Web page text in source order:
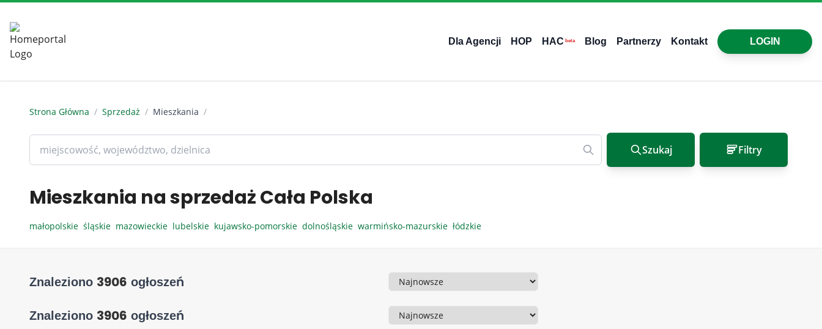
Dla Agencji HOP HAC beta Blog Partnerzy Kontakt LOGIN
Strona Główna / Sprzedaż / Mieszkania /
Szukaj Filtry
Mieszkania na sprzedaż Cała Polska
małopolskie śląskie mazowieckie lubelskie kujawsko-pomorskie dolnośląskie warmińsko-mazurskie łódzkie
Znaleziono 3906 ogłoszeń Sortowanie
Znaleziono 3906 ogłoszeń Sortowanie